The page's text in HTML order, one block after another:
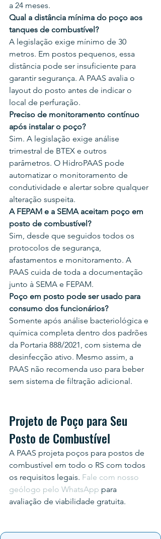
a 24 meses.
Qual a distância mínima do poço aos
tanques de combustível?
A legislação exige mínimo de 30
metros. Em postos pequenos, essa
distância pode ser insuficiente para
garantir segurança. A PAAS avalia o
layout do posto antes de indicar o
local de perfuração.
Preciso de monitoramento contínuo
após instalar o poço?
Sim. A legislação exige análise
trimestral de BTEX e outros
parâmetros. O HidroPAAS pode
automatizar o monitoramento de
condutividade e alertar sobre qualquer
alteração suspeita.
A FEPAM e a SEMA aceitam poço em
posto de combustível?
Sim, desde que seguidos todos os
protocolos de segurança,
afastamentos e monitoramento. A
PAAS cuida de toda a documentação
junto à SEMA e FEPAM.
Poço em posto pode ser usado para
consumo dos funcionários?
Somente após análise bacteriológica e
química completa dentro dos padrões
da Portaria 888/2021, com sistema de
desinfecção ativo. Mesmo assim, a
PAAS não recomenda uso para beber
sem sistema de filtração adicional.
Projeto de Poço para Seu
Posto de Combustível
A PAAS projeta poços para postos de
combustível em todo o RS com todos
os requisitos legais. Fale com nosso
geólogo pelo WhatsApp para
avaliação de viabilidade gratuita.